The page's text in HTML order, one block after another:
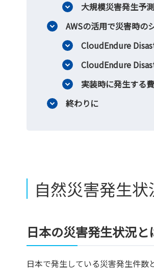
大規模災害発生予
AWSの活用で災害時の
CloudEndure
CloudEndure
実装時に発生する
終わりに
自然災害発生
日本の災害発生状況と
日本で発生している災害発生件数